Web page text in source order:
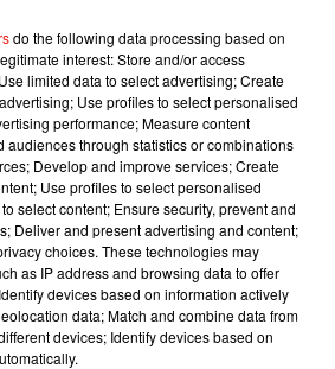
2026
DU SOL annonce un nouvel
après sa tournée mondiale
2026
et Amélie Lens dévoilent leur
tant attendue
do the following data processing based on
interest: Store and/or access
limited data to select advertising; Create
Use profiles to select personalised
performance; Measure content
audiences through statistics or combinations
Develop and improve services; Create
Use profiles to select personalised
select content; Ensure security, prevent and
Deliver and present advertising and content;
choices. These technologies may
as IP address and browsing data to offer
devices based on information actively
data; Match and combine data from
devices; Identify devices based on